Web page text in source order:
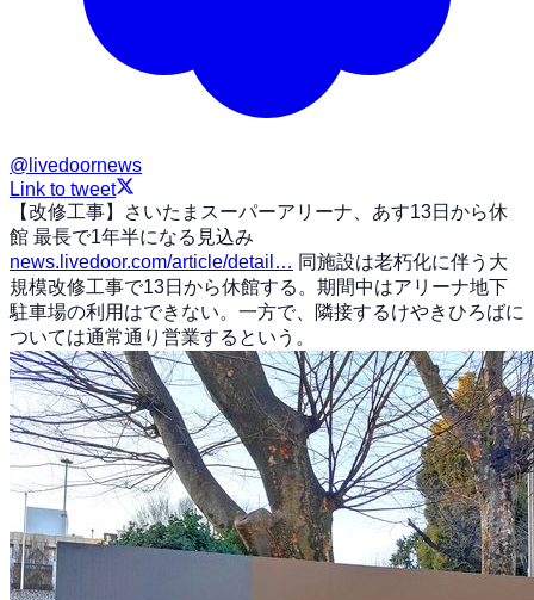
@ livedoornews
Link to tweet
【改修工事】さいたまスーパーアリーナ、あす13日から休
館 最長で1年半になる見込み
news.livedoor.com/article/detail… 同施設は老朽化に伴う大
規模改修工事で13日から休館する。期間中はアリーナ地下
駐車場の利用はできない。一方で、隣接するけやきひろばに
ついては通常通り営業するという。